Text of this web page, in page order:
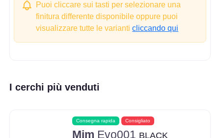
Puoi cliccare sui tasti per selezionare una
finitura differente disponibile oppure puoi
visualizzare tutte le varianticliccando qui
I cerchi più venduti
Consegna rapida Consigliato
Mim Evo001 BLACK